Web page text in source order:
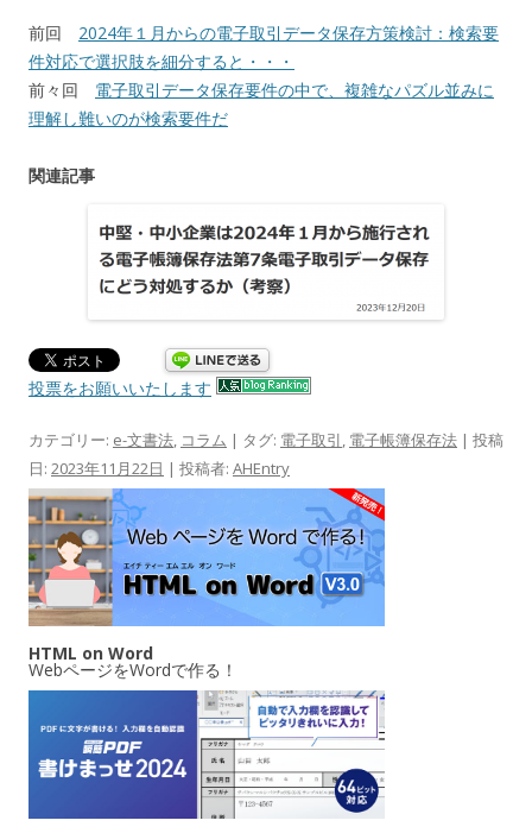
前回 2024年１月からの電子取引データ保存方策検討：検索要
件対応で選択肢を細分すると・・・
前々回 電子取引データ保存要件の中で、複雑なパズル並みに
理解し難いのが検索要件だ
関連記事
投票をお願いいたします
カテゴリー: e-文書法, コラム | タグ: 電子取引, 電子帳簿保存法 | 投稿
日: 2023年11月22日 | 投稿者: AHEntry
HTML on Word
WebページをWordで作る！